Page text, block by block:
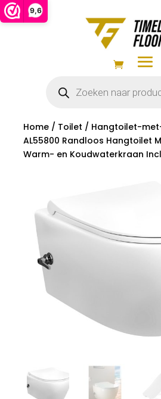
9,6
zoeken
Home/ Toilet / Hangtoilet-
AL55800 Randloos Hangtoilet
Warm- en Koudwaterkraan